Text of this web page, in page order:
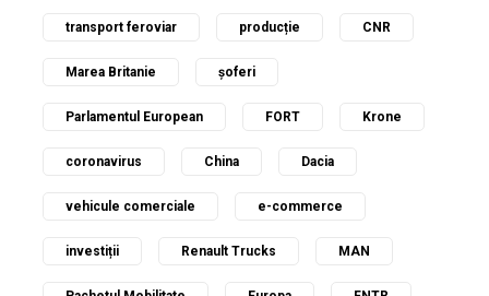
transport feroviar producție CNR
Marea Britanie șoferi
Parlamentul European FORT Krone
coronavirus China Dacia
vehicule comerciale e-commerce
investiții Renault Trucks MAN